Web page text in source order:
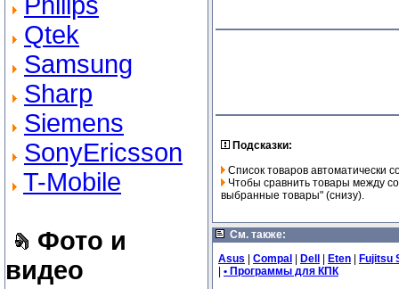
Qtek
Samsung
Sharp
Siemens
SonyEricsson
T-Mobile
Фото и
видео
Подсказки:
Список товаров автоматически
Чтобы сравнить товары между
выбранные товары" (снизу).
См. также:
Asus
Compal Dell Eten
Fujitsu
• Программы для КПК